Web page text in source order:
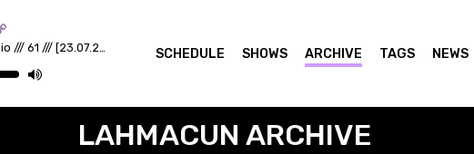
LCR @ Lahmacun Radio /// 61 /// [23.07.26.] SCHEDULE SHOWS ARCHIVE TAGS NEWS
LAHMACUN ARCHIVE